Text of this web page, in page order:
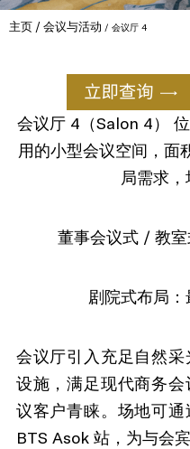
主页 会议与活动 会议厅 4
会议厅 4（Salon 4）
用的小型会议空间，面
局需求，
董事会议式 / 教
剧院式布局
会议厅引入充足自然
设施，满足现代商务
议客户青睐。场地可
BTS Asok 站，为与会